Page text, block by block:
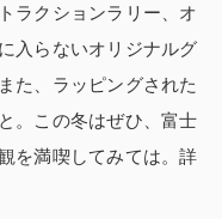
ラクションラリー、オ
入らないオリジナルグ
た、ラッピングされた
。この冬はぜひ、富士
を満喫してみては。詳